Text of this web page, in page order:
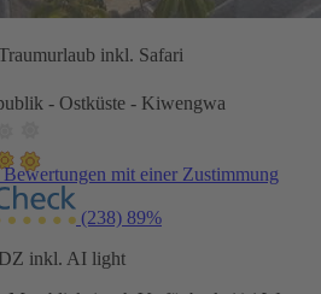
inkl. Safari
- Ostküste - Kiwengwa
mit einer Zustimmung
(238) 89%
inkl. AI light